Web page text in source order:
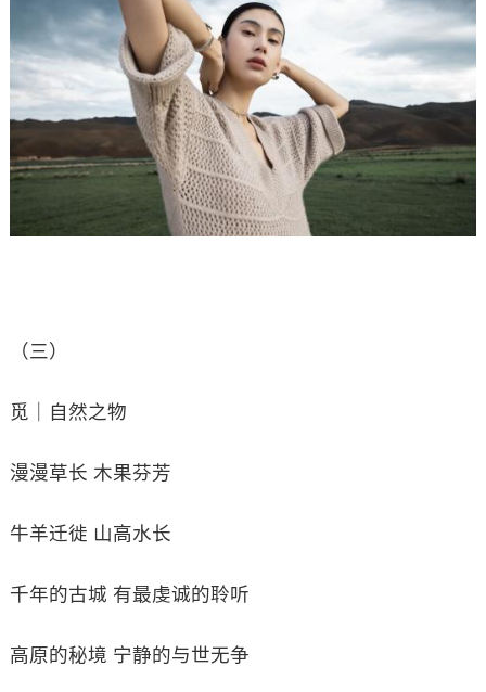
（三）
觅｜自然之物
漫漫草长 木果芬芳
牛羊迁徙 山高水长
千年的古城 有最虔诚的聆听
高原的秘境 宁静的与世无争